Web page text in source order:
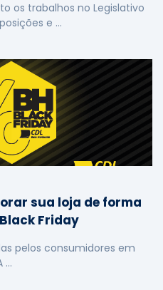
os trabalhos no Legislativo
e …
sua loja de forma
Friday
pelos consumidores em
…